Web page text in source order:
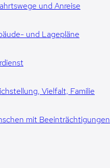
und Anreise
und Lagepläne
Vielfalt, Familie
mit Beeinträchtigungen